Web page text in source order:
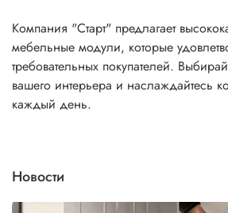
Компания "Старт" предлагает
мебельные модули, которые
требовательных покупателей.
вашего интерьера и наслаждайтесь
каждый день.
Новости